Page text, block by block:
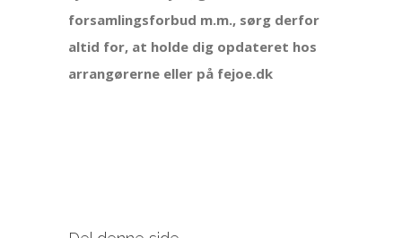
forsamlingsforbud m.m., sørg derfor
altid for, at holde dig opdateret hos
arrangørerne eller på fejoe.dk